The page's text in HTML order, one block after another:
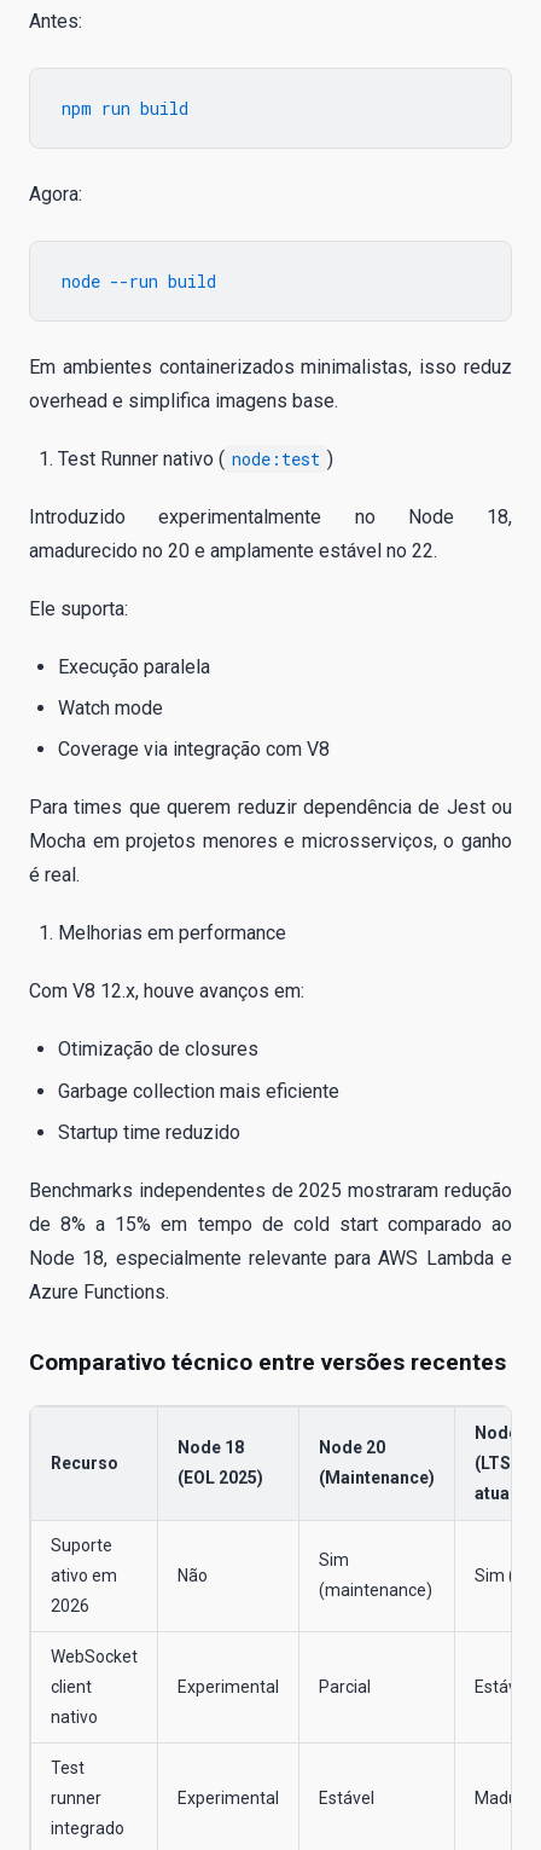
Antes:
Agora:
Em ambientes containerizados minimalistas, isso reduz
overhead e simplifica imagens base.
Test Runner nativo ( node:test )
Introduzido experimentalmente no Node 18,
amadurecido no 20 e amplamente estável no 22.
Ele suporta:
Execução paralela
Watch mode
Coverage via integração com V8
Para times que querem reduzir dependência de Jest ou
Mocha em projetos menores e microsserviços, o ganho
é real.
Melhorias em performance
Com V8 12.x, houve avanços em:
Otimização de closures
Garbage collection mais eficiente
Startup time reduzido
Benchmarks independentes de 2025 mostraram redução
de 8% a 15% em tempo de cold start comparado ao
Node 18, especialmente relevante para AWS Lambda e
Azure Functions.
Comparativo técnico entre versões recentes
Recurso
Node 18
(EOL 2025)
Node 20
(Maintenance)
Node 22
(LTS
atual)
Suporte
ativo em
2026
Não
Sim
(maintenance)
Sim
WebSocket
client
nativo
Experimental Parcial Estável
Test
runner
integrado
Experimental Estável Maduro